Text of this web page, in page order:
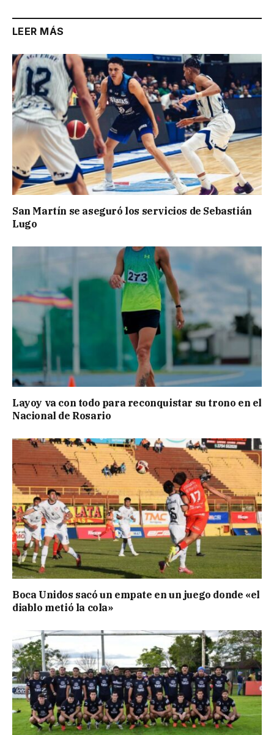
LEER MÁS
San Martín se aseguró los servicios de Sebastián
Lugo
Layoy va con todo para reconquistar su trono en el
Nacional de Rosario
Boca Unidos sacó un empate en un juego donde «el
diablo metió la cola»